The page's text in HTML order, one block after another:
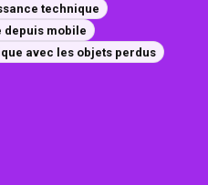
technique
depuis mobile
avec les objets perdus